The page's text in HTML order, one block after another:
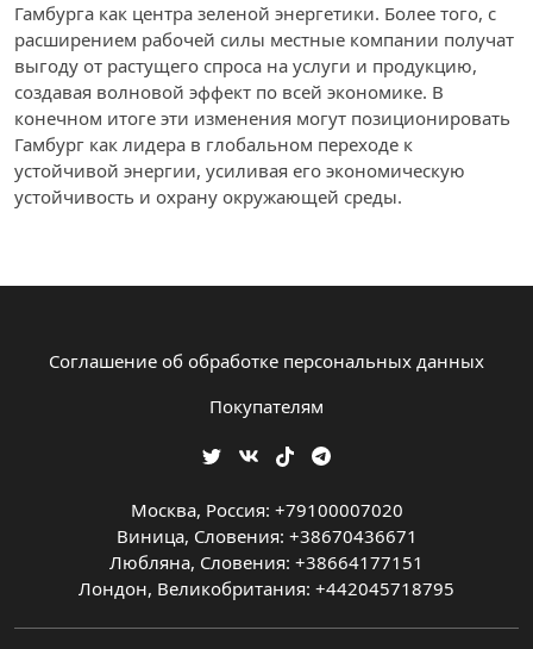
Гамбурга как центра зеленой энергетики. Более того, с
расширением рабочей силы местные компании получат
выгоду от растущего спроса на услуги и продукцию,
создавая волновой эффект по всей экономике. В
конечном итоге эти изменения могут позиционировать
Гамбург как лидера в глобальном переходе к
устойчивой энергии, усиливая его экономическую
устойчивость и охрану окружающей среды.
Соглашение об обработке персональных данных
Покупателям
Москва, Россия: +79100007020
Виница, Словения: +38670436671
Любляна, Словения: +38664177151
Лондон, Великобритания: +442045718795